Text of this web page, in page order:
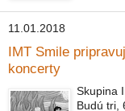
11.01.2018
IMT Smile
koncerty
Skupina
Budú tri,